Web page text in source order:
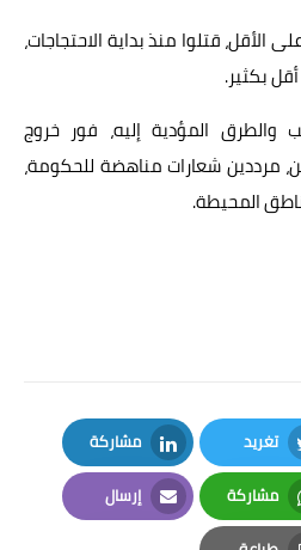
أن 22 شخصا، على الأقل، قتلوا منذ بداية الاحتجاجات،
بكثير.
المؤدية إليه، فور خروج
مرددين شعارات مناهضة للحكومة،
المحيطة.
تغريد
Twitter
مشاركة
LinkedIn
مشاركة
Whatsapp
إرسال
Email